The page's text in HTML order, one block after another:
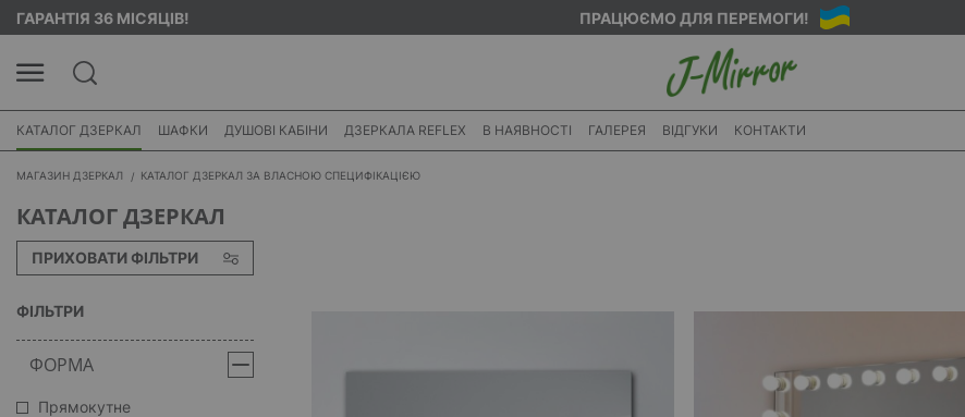
ГАРАНТІЯ 36 МІСЯЦІВ! ПРАЦЮЄМО ДЛЯ ПЕРЕМОГИ!
КАТАЛОГ ДЗЕРКАЛ ШАФКИ ДУШОВІ КАБІНИ ДЗЕРКАЛА REFLEX В НАЯВНОСТІ ГАЛЕРЕЯ ВІДГУКИ КОНТАКТИ
МАГАЗИН ДЗЕРКАЛ КАТАЛОГ ДЗЕРКАЛ ЗА ВЛАСНОЮ СПЕЦИФІКАЦІЄЮ
КАТАЛОГ ДЗЕРКАЛ
ПРИХОВАТИ ФІЛЬТРИ
ФІЛЬТРИ
ФОРМА
Прямокутне